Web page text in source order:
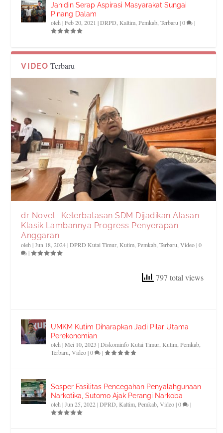
Jahidin Serap Aspirasi Masyarakat Sungai
Pinang Dalam
oleh|Feb 20, 2021 |DRPD ,Kaltim ,Pemkab ,Terbaru |0 |
VIDEO Terbaru
dr Novel : Keterbatasan SDM Dijadikan Alasan
Klasik Lambannya Progress Penyerapan
Anggaran
oleh|Jun 18, 2024|DPRD Kutai Timur ,Kutim ,Pemkab ,Terbaru ,Video|0
|
797 total views
UMKM Kutim Diharapkan Jadi Pilar Utama
Perekonomian
oleh|Mei 10, 2023 |Diskominfo Kutai Timur ,Kutim ,Pemkab
Terbaru ,Video|0 |
Sosper Fasilitas Pencegahan Penyalahgunaan
Narkotika, Sutomo Ajak Perangi Narkoba
oleh|Jun 25, 2022|DPRD ,Kaltim ,Pemkab ,Video|0 |